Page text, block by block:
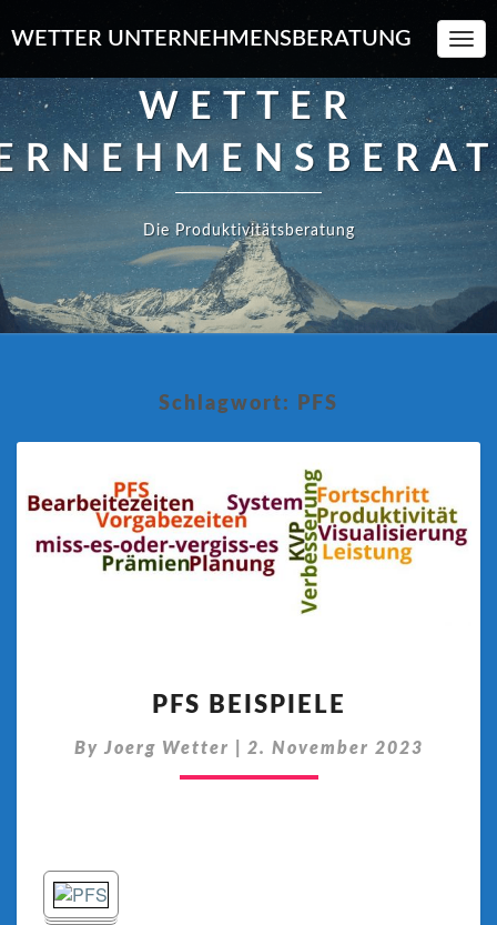
WETTER UNTERNEHMENSBERATUNG
WETTER
Die Produktivitätsberatung
Schlagwort: PFS
BEISPIELE
PFS BEISPIELE
By Joerg Wetter 2. November 2023